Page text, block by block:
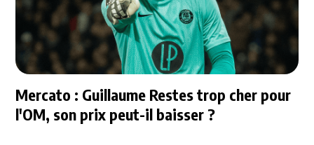
Mercato : Guillaume Restes trop cher pour
l'OM, son prix peut-il baisser ?